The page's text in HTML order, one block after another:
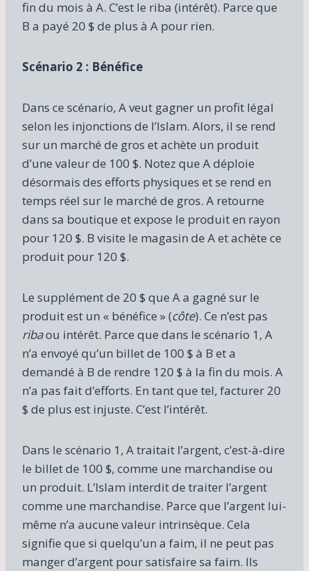
fin du mois à A. C’est le riba (intérêt). Parce que
B a payé 20 $ de plus à A pour rien.
Scénario 2 : Bénéfice
Dans ce scénario, A veut gagner un profit légal
selon les injonctions de l’Islam. Alors, il se rend
sur un marché de gros et achète un produit
d’une valeur de 100 $. Notez que A déploie
désormais des efforts physiques et se rend en
temps réel sur le marché de gros. A retourne
dans sa boutique et expose le produit en rayon
pour 120 $. B visite le magasin de A et achète ce
produit pour 120 $.
Le supplément de 20 $ que A a gagné sur le
produit est un « bénéfice » (côte). Ce n’est pas
ribaou intérêt. Parce que dans le scénario 1, A
n’a envoyé qu’un billet de 100 $ à B et a
demandé à B de rendre 120 $ à la fin du mois. A
n’a pas fait d’efforts. En tant que tel, facturer 20
$ de plus est injuste. C’est l’intérêt.
Dans le scénario 1, A traitait l’argent, c’est-à-dire
le billet de 100 $, comme une marchandise ou
un produit. L’Islam interdit de traiter l’argent
comme une marchandise. Parce que l’argent lui-
même n’a aucune valeur intrinsèque. Cela
signifie que si quelqu’un a faim, il ne peut pas
manger d’argent pour satisfaire sa faim. Ils